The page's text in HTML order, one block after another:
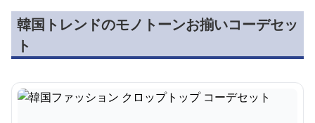
韓国トレンドのモノトーンお揃いコーデセッ
ト